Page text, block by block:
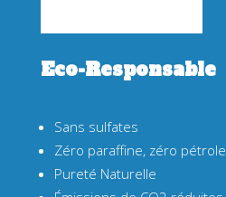
Eco-Responsable
Sans sulfates
Zéro paraffine, zéro pétrole
Pureté Naturelle